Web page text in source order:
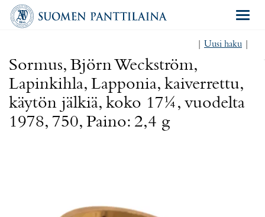
Uusi haku
Sormus, Björn Weckström,
Lapinkihla, Lapponia, kaiverrettu,
käytön jälkiä, koko 17¼, vuodelta
1978, 750, Paino: 2,4 g